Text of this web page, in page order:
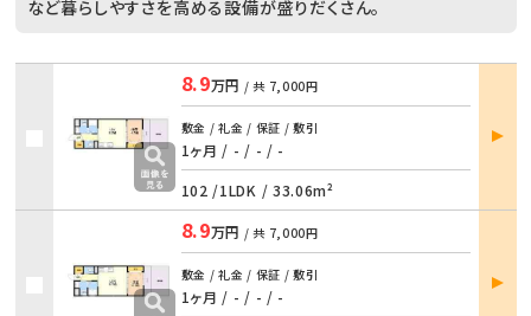
など暮らしやすさを高める設備が盛りだくさん。
8.9万円 / 共 7,000円
敷金 / 礼金 / 保証 / 敷引
1ヶ月 / - / - / -
102 /1LDK / 33.06m²
部屋
詳細
8.9万円 / 共 7,000円
敷金 / 礼金 / 保証 / 敷引
1ヶ月 / - / - / -
部屋
詳細